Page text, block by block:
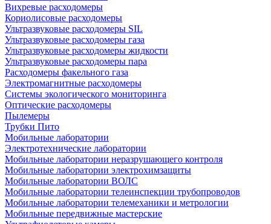
Вихревые расходомеры
Кориолисовые расходомеры
Ультразвуковые расходомеры SIL
Ультразвуковые расходомеры газа
Ультразвуковые расходомеры жидкости
Ультразвуковые расходомеры пара
Расходомеры факельного газа
Электромагнитные расходомеры
Системы экологического мониторинга
Оптические расходомеры
Пылемеры
Трубки Пито
Мобильные лаборатории
Электротехнические лаборатории
Мобильные лаборатории неразрушающего контроля
Мобильные лаборатории электрохимзащиты
Мобильные лаборатории ВОЛС
Мобильные лаборатории телеинспекции трубопроводов
Мобильные лаборатории телемеханики и метрологии
Мобильные передвижные мастерские